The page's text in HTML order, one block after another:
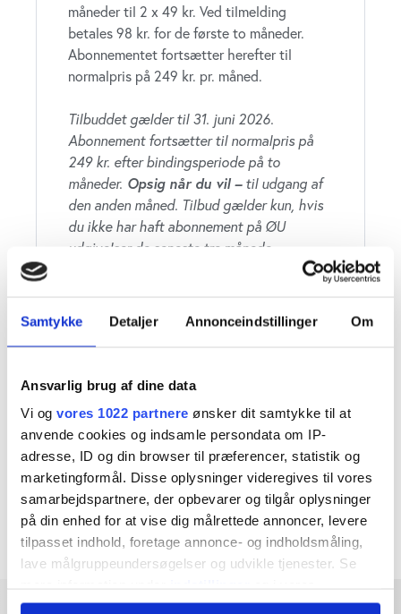
Samtykke Detaljer Annonceindstillinger Om
Ansvarlig brug af dine data
Vi og vores 1022 partnere ønsker dit samtykke til at
anvende cookies og indsamle persondata om IP-
adresse, ID og din browser til præferencer, statistik og
marketingformål. Disse oplysninger videregives til vores
samarbejdspartnere, der opbevarer og tilgår oplysninger
på din enhed for at vise dig målrettede annoncer, levere
tilpasset indhold, foretage annonce- og indholdsmåling,
lave målgruppeundersøgelser og udvikle tjenester. Se
persondatapolitik. Du kan altid trække dit samtykke
måneder til 2 x 49 kr. Ved tilmelding
betales 98 kr. for de første to måneder.
Abonnementet fortsætter herefter til
normalpris på 249 kr. pr. måned.
Tilbuddet gælder til 31. juni 2026.
Abonnement fortsætter til normalpris på
249 kr. efter bindingsperiode på to
måneder. Opsig når du vil –til udgang af
den anden måned. Tilbud gælder kun, hvis
du ikke har haft abonnement på ØU
udgivelser de seneste tre månede
Adgang til alle artikler på ugebrev.dk
Om investering, finans, ledelse,
Bestyrelsesguiden.dk
Daglige nyhedsmails med nyheder og
Læs vores handelsbetingelser